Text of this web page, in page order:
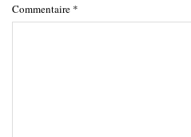
Commentaire *